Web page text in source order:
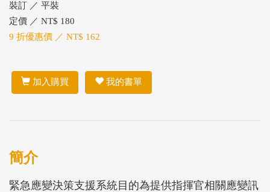
裝訂 ／ 平裝
定價 ／ NT$ 180
9 折優惠價 ／ NT$ 162
加入購買 我的書單
簡介
緊急應變決策支援系統目的為提供指揮官相關應變訊